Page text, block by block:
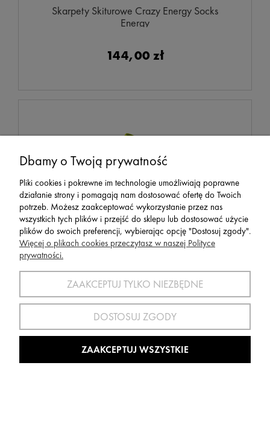
Skarpety Skiturowe Crazy Energy Socks
Energy
144,00 zł
Skarpety Skiturowe Crazy Energy Socks Liken
144,00 zł
Dbamy o Twoją prywatność
Pliki cookies i pokrewne im technologie umożliwiają poprawne
działanie strony i pomagają nam dostosować ofertę do Twoich
potrzeb. Możesz zaakceptować wykorzystanie przez nas
wszystkich tych plików i przejść do sklepu lub dostosować użycie
plików do swoich preferencji, wybierając opcję "Dostosuj zgody".
Więcej o plikach cookies przeczytasz w naszej Polityce
prywatności.
ZAAKCEPTUJ TYLKO NIEZBĘDNE
DOSTOSUJ ZGODY
ZAAKCEPTUJ WSZYSTKIE